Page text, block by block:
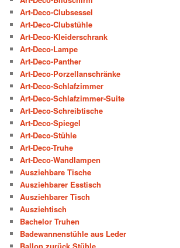
Art-Deco-Clubsessel
Art-Deco-Clubstühle
Art-Deco-Kleiderschrank
Art-Deco-Lampe
Art-Deco-Panther
Art-Deco-Porzellanschränke
Art-Deco-Schlafzimmer
Art-Deco-Schlafzimmer-Suite
Art-Deco-Schreibtische
Art-Deco-Spiegel
Art-Deco-Stühle
Art-Deco-Truhe
Art-Deco-Wandlampen
Ausziehbare Tische
Ausziehbarer Esstisch
Ausziehbarer Tisch
Ausziehtisch
Bachelor Truhen
Badewannenstühle aus Leder
Ballon zurück Stühle